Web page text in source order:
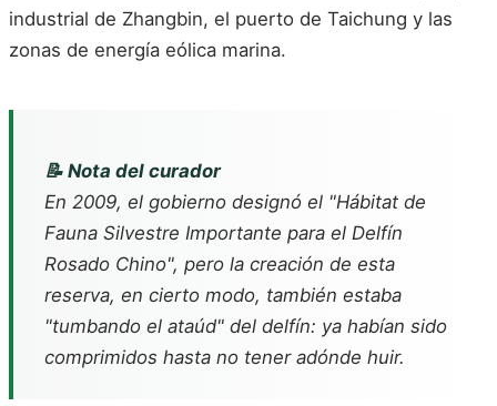
industrial de Zhangbin, el puerto de Taichung y las
zonas de energía eólica marina.
📝 Nota del curador
En 2009, el gobierno designó el "Hábitat de
Fauna Silvestre Importante para el Delfín
Rosado Chino", pero la creación de esta
reserva, en cierto modo, también estaba
"tumbando el ataúd" del delfín: ya habían sido
comprimidos hasta no tener adónde huir.